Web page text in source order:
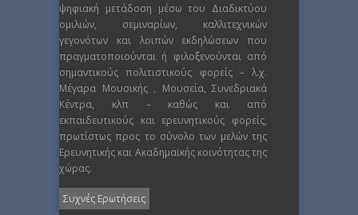
ψηφιακή μετάδοση μέσω του Διαδικτύου
ομιλιών, σεμιναρίων, καλλιτεχνικών
γεγονότων και λοιπών εκδηλώσεων που
πραγματοποιούνται ή φιλοξενούνται από
σημαντικούς πολιτιστικούς φορείς – λ.χ.
Μέγαρα Μουσικής , Μουσεία, Συνεδριακά
Κέντρα, κλπ – καθώς και από
εκπαιδευτικούς και ερευνητικούς φορείς,
πρωτίστως προς το σύνολο των μελών της
Ερευνητικής και Ακαδημαϊκής κοινότητας της
χώρας.
Συχνές Ερωτήσεις